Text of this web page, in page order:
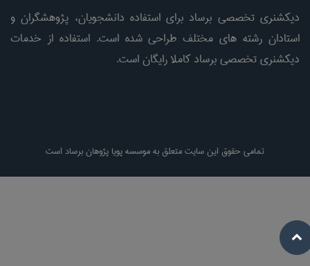
دیکشنری تخصصی برساد برای استفاده دانشجویان، پژوهشگران و
استادان رشته های مختلف طراحی شده است. استفاده از خدمات
دیکشنری تخصصی برساد کاملا رایگان است.
تمامی حقوق این سایت متعلق به موسسه پویا پژوهان برساد است